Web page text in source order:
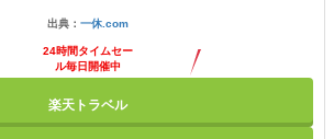
出典： 一休.com
24時間タイムセー
ル毎日開催中
楽天トラベル